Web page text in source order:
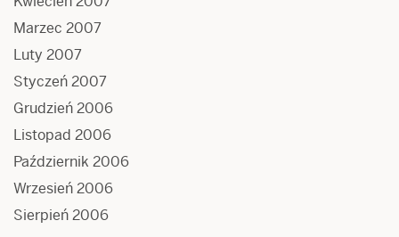
Marzec 2007
Luty 2007
Styczeń 2007
Grudzień 2006
Listopad 2006
Październik 2006
Wrzesień 2006
Sierpień 2006